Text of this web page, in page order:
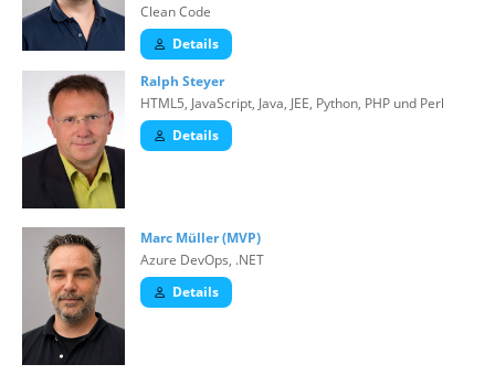
Clean Code
Details
Ralph Steyer
HTML5, JavaScript, Java, JEE, Python, PHP und Perl
Details
Marc Müller (MVP)
Azure DevOps, .NET
Details